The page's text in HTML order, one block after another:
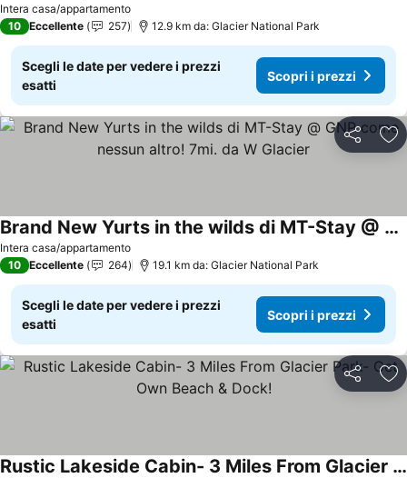
Intera casa/appartamento
10 Eccellente 257 12.9 km da: Glacier National Park
Scegli le date per vedere i prezzi
esatti
Scopri i prezzi
Condividi
Intera casa/appartamento
Brand New Yurts in the wilds di MT-Stay @ GNP come nessun altro! 7mi. da W Glacier
10 Eccellente 264 19.1 km da: Glacier National Park
Scegli le date per vedere i prezzi
esatti
Scopri i prezzi
Condividi
Rustic Lakeside Cabin- 3 Miles From Glacier Park- Get Own Beach & Dock!